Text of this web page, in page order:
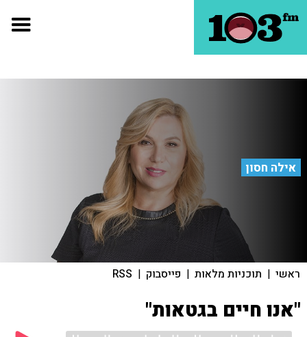
אילה חסון
ראשי | תוכניות מלאות | פייסבוק |
RSS
"אנו חיים בגטאות"